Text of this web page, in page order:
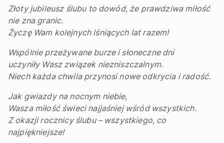
Złoty jubileusz ślubu to dowód, że prawdziwa miłość
nie zna granic.
Życzę Wam kolejnych lśniących lat razem!
Wspólnie przeżywane burze i słoneczne dni
uczyniły Wasz związek niezniszczalnym.
Niech każda chwila przynosi nowe odkrycia i radość.
Jak gwiazdy na nocnym niebie,
Wasza miłość świeci najjaśniej wśród wszystkich.
Z okazji rocznicy ślubu – wszystkiego, co
najpiękniejsze!